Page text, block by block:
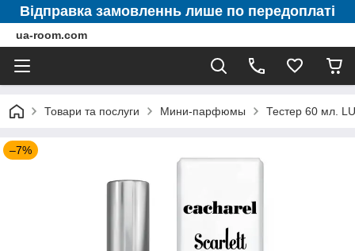
Відправка замовленнь лише по передоплаті
ua-room.com
Товари та послуги Мини-парфюмы Тестер 60 мл.
–7%